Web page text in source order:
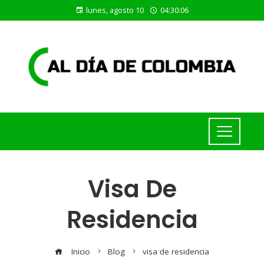
lunes, agosto 10 04:30:07
Visa De
Residencia
Inicio Blog visa de residencia